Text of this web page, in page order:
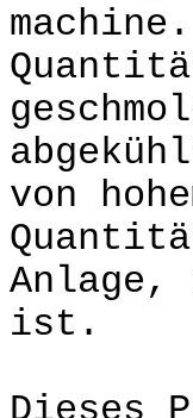
von
Anlage,
ist.